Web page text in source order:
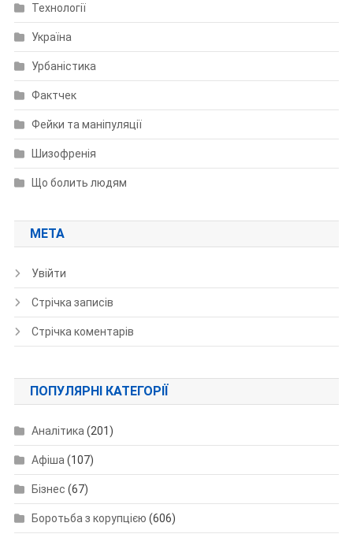
Технології
Україна
Урбаністика
Фактчек
Фейки та маніпуляції
Шизофренія
Що болить людям
МЕТА
Увійти
Стрічка записів
Стрічка коментарів
ПОПУЛЯРНІ КАТЕГОРІЇ
Аналітика (201)
Афіша (107)
Бізнес (67)
Боротьба з корупцією (606)